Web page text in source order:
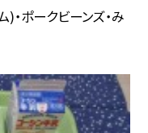
)・ポークビーンズ・み